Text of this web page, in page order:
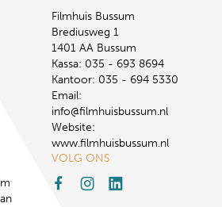
Filmhuis Bussum
Brediusweg 1
1401 AA Bussum
Kassa: 035 - 693 8694
Kantoor: 035 - 694 5330
Email:
info@filmhuisbussum.nl
Website:
www.filmhuisbussum.nl
VOLG ONS